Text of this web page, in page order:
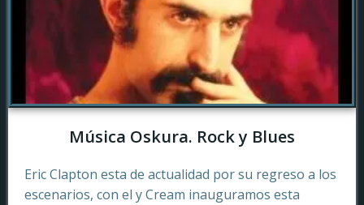
Música Oskura. Rock y Blues
Eric Clapton esta de actualidad por su regreso a los
escenarios, con el y Cream inauguramos esta